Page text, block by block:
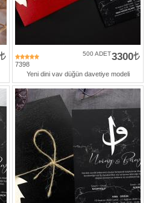
7398
3300
500 ADET
Yeni dini vav düğün davetiye modeli